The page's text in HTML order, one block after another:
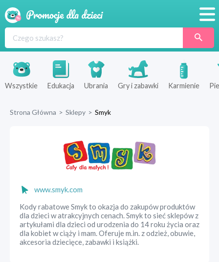
Produkty
Sklepy
Wszystkie Edukacja Ubrania Gry i zabawki Karmienie
Strona Główna > Sklepy > Smyk
www.smyk.com
Kody rabatowe Smyk to okazja do zakupów produktów
dla dzieci w atrakcyjnych cenach. Smyk to sieć sklepów z
artykułami dla dzieci od urodzenia do 14 roku życia oraz
dla kobiet w ciąży i mam. Oferuje m.in. z odzież, obuwie,
akcesoria dziecięce, zabawki i książki.